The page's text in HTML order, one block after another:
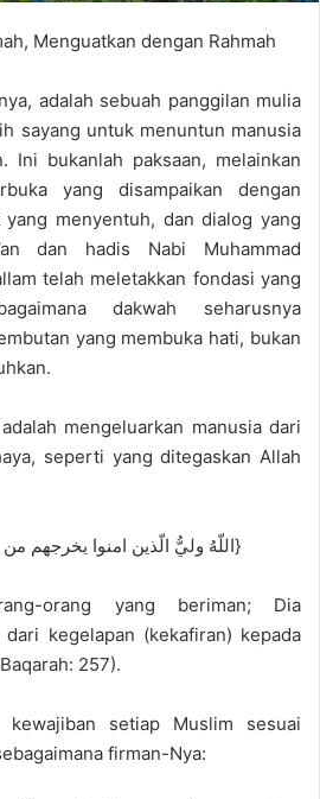
Menguatkan dengan Rahmah
adalah sebuah panggilan mulia
sayang untuk menuntun manusia
Ini bukanlah paksaan, melainkan
yang disampaikan dengan
yang menyentuh, dan dialog yang
dan hadis Nabi Muhammad
telah meletakkan fondasi yang
dakwah seharusnya
yang membuka hati, bukan
mengeluarkan manusia dari
seperti yang ditegaskan Allah
اللّهُ وليُّ الّذين امنوا يخرجهم من الظلمٰت إلى النّور}
orang yang beriman; Dia
kegelapan (kekafiran) kepada
257).
setiap Muslim sesuai
firman-Nya: